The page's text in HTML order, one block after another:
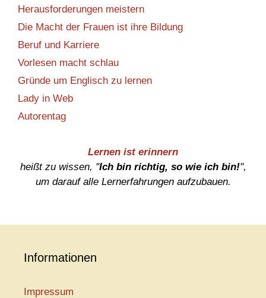
Herausforderungen meistern
Die Macht der Frauen ist ihre Bildung
Beruf und Karriere
Vorlesen macht schlau
Gründe um Englisch zu lernen
Lady in Web
Autorentag
Lernen ist erinnern
heißt zu wissen, "Ich bin richtig, so wie ich bin!",
um darauf alle Lernerfahrungen aufzubauen.
Informationen
Impressum